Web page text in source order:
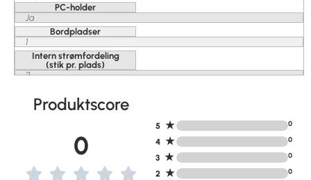
PC-holder
Ja
Bordpladser
1
Intern strømfordeling
(stik pr. plads)
2
Produktscore
0
5 ★ 0
4 ★ 0
3 ★ 0
2 ★ 0